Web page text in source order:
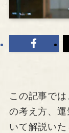
この記事で
の考え方、
いて解説いた